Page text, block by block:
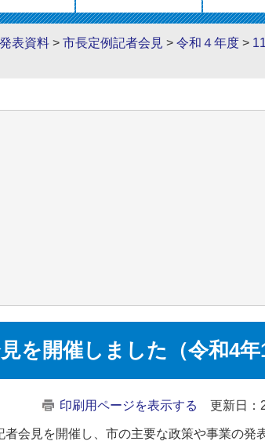
表資料 > 市長定例記者会見 > 令和４年度 >
を開催しました（令和4年
印刷用ページを表示する 更新日：
会見を開催し、市の主要な政策や事業の発